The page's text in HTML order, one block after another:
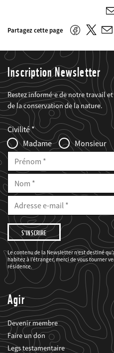
Partagez cette page FacebookTwitter
E-
Inscription Newsletter
Restez informé·e de notre travail
de la conservation de la nature.
Web2Case
Infofelder
Fieldset
anrede_name
Civilité
Madame
Monsieur
Prénom
Nom
E-
Mail
Adresse
mail
Je
souhaite
être
informé(e)
des
projets
du
WWF.
Le contenu de la Newsletter n’est destiné
habitez à l’étranger, merci de vous tourner
résidence.
Agir
Devenir membre
Faire un don
Legs testamentaire